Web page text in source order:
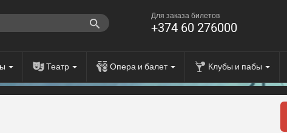
Для заказа билетов
+374 60 276000
Театр Опера и балет Клубы и пабы